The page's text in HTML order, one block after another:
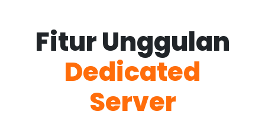
Fitur Unggulan
Dedicated
Server